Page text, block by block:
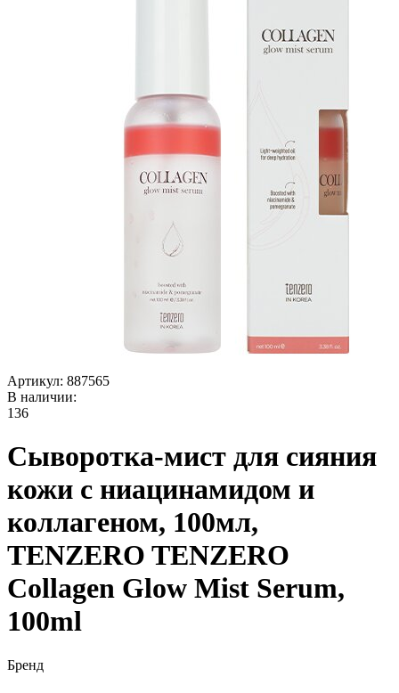
Артикул: 887565
В наличии:
136
Сыворотка-мист для сияния
кожи с ниацинамидом и
коллагеном, 100мл,
TENZERO TENZERO
Collagen Glow Mist Serum,
100ml
Бренд